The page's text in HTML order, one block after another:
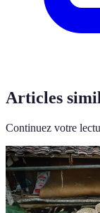
Articles
Continuez votre